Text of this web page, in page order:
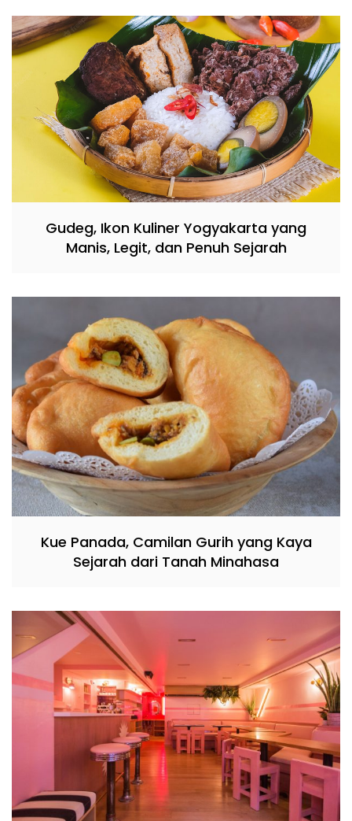
Gudeg, Ikon Kuliner Yogyakarta yang
Manis, Legit, dan Penuh Sejarah
Kue Panada, Camilan Gurih yang Kaya
Sejarah dari Tanah Minahasa